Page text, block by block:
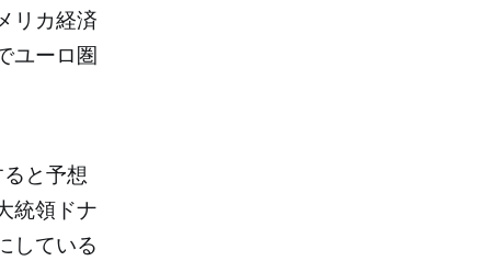
リカ経済
ユーロ圏
と予想
統領ドナ
している